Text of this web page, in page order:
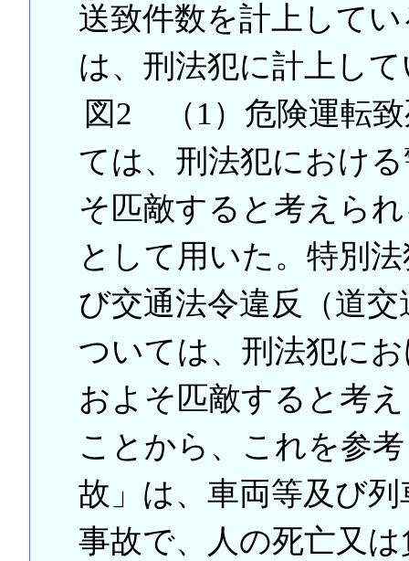
送致件数を計上して
は、刑法犯に計上し
図2 （1）危険運転致
ては、刑法犯におけ
そ匹敵すると考えら
として用いた。特別
び交通法令違反（道
ついては、刑法犯に
およそ匹敵すると考
ことから、これを参
故」は、車両等及び
事故で、人の死亡又